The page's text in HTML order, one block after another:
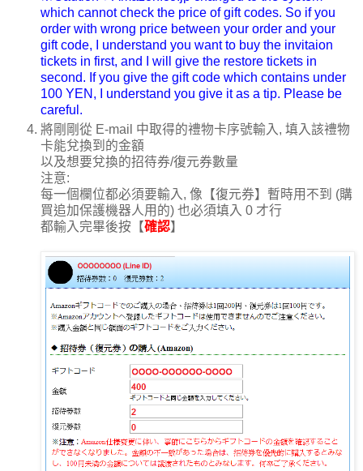
which cannot check the price of gift codes. So if you
order with wrong price between your order and your
gift code, I understand you want to buy the invitaion
tickets in first, and I will give the restore tickets in
second. If you give the gift code which contains under
100 YEN, I understand you give it as a tip. Please be
careful.
將剛剛從 E-mail 中取得的禮物卡序號輸入, 填入該禮物
卡能兌換到的金額
以及想要兌換的招待券/復元券數量
注意:
每一個欄位都必須要輸入, 像【復元券】暫時用不到 (購
買追加保護機器人用的) 也必須填入 0 才行
都輸入完畢後按【確認】